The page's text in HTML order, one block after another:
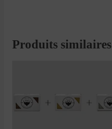
Produits similaires